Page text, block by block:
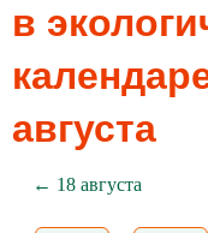
в
августа
← 18 августа